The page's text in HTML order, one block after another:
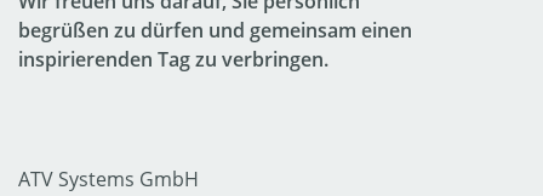
begrüßen zu dürfen und gemeinsam einen
inspirierenden Tag zu verbringen.
ATV Systems GmbH